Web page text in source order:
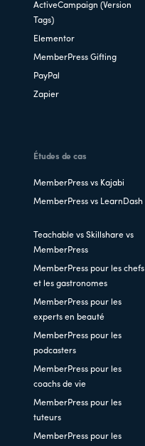
ActiveCampaign (Version
Tags)
Elementor
MemberPress Gifting
PayPal
Zapier
Études de cas
MemberPress vs Kajabi
MemberPress vs LearnDash
Teachable vs Skillshare vs
MemberPress
MemberPress pour les chefs
et les gastronomes
MemberPress pour les
experts en beauté
MemberPress pour les
podcasters
MemberPress pour les
coachs de vie
MemberPress pour les
tuteurs
MemberPress pour les